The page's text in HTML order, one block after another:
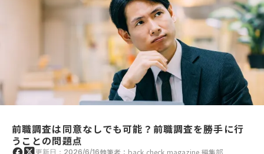
前職調査は同意なしでも可能？前職調査を勝手に行
うことの問題点
更新日：2026/6/16執筆者：back check magazine 編集部